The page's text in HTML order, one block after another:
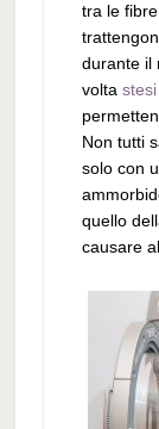
tra le
durante il
volta stesi
Non tutti
solo con
quello
causare